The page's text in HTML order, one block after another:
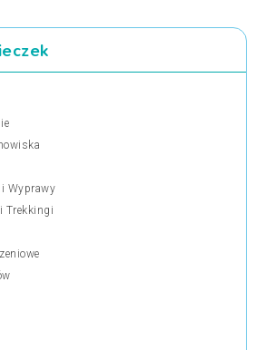
i Wyprawy
Trekkingi